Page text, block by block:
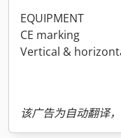
EQUIPMENT
CE marking
Vertical &
该广告为自动翻译